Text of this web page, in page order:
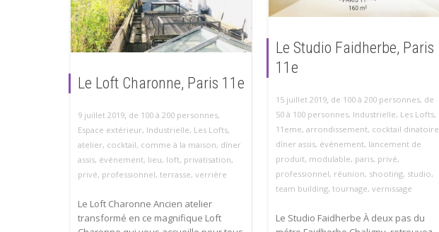
Le Studio Faidherbe, Paris
11e
15 juillet 2019, de 100 à 200 personnes, de
50 à 100 personnes, Industrielle, Les Lofts,
11eme, arrondissement, cocktail dinatoire
dîner assis, événement, lancement de
produit, modulable, paris, privé,
professionnel, réunion, shooting, studio,
team building, tournage, vernissage
Le Studio Faidherbe À deux pas du
Le Loft Charonne, Paris 11e
9 juillet 2019, de 100 à 200 personnes,
Espace extérieur, Industrielle, Les Lofts,
atelier, cocktail, comme à la maison, dîner
assis, événement, lieu, loft, privatisation,
privé, professionnel, terrasse, verrière
Le Loft Charonne Ancien atelier
transformé en ce magnifique Loft